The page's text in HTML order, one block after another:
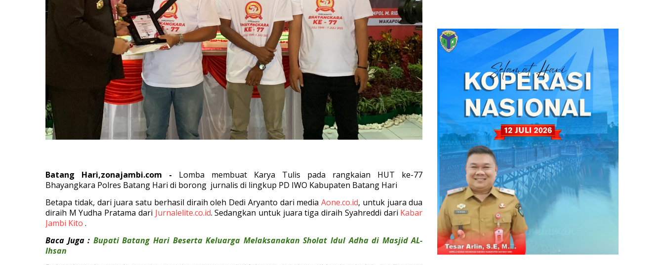
Batang Hari,zonajambi.com - Lomba membuat Karya Tulis pada rangkaian HUT ke-77
Bhayangkara Polres Batang Hari di borong jurnalis di lingkup PD IWO Kabupaten Batang Hari
Betapa tidak, dari juara satu berhasil diraih oleh Dedi Aryanto dari mediaAone.co.id, untuk juara dua
diraih M Yudha Pratama dari Jurnalelite.co.id. Sedangkan untuk juara tiga diraih Syahreddi dari Kabar
Jambi Kito .
Baca Juga : Bupati Batang Hari Beserta Keluarga Melaksanakan Sholat Idul Adha di Masjid AL-
Ihsan